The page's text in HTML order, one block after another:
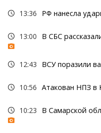
13:36 РФ нанесла
13:00 В СБС
12:43 ВСУ поразили
10:56 Атакован НПЗ в
10:23 В Самарской